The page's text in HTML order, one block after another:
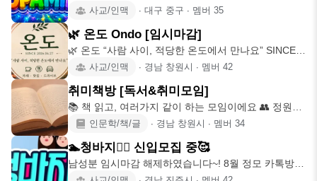
진짜 텃새없는모임
사교/인맥 ∙ 대구 중구 ∙ 멤버 35
🌿 온도 Ondo [임시마감]
🌿 온도 “사람 사이, 적당한 온도에서 만나요” SINCE
2026.04.27 가볍게 만
사교/인맥 ∙ 경남 창원시 ∙ 멤버 42
취미책방 [독서&취미모임]
📚 책 읽고, 여러가지 같이 하는 모임이에요 👥 정원
35명 (모임 활성화를 위해 여1
인문학/책/글 ∙ 경남 창원시 ∙ 멤버 34
🏊청바지🏊‍♀ 신입모집 중🥰
남성분 임시마감 해제하였습니다~! 8월 정모 카톡방
투표 중!! 여러가지 재미있는 모임